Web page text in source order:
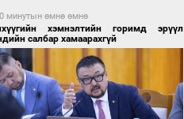
минутын өмнө өмнө
хэмнэлтийн горимд эрүүл
салбар хамаарахгүй